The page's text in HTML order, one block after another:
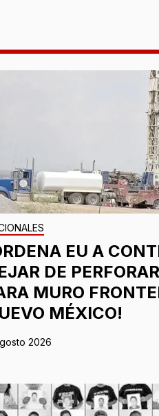
EU A
DE
MURO
MÉXICO!
2026